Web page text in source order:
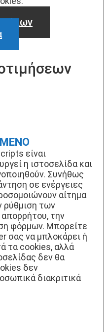
όλων
είναι
η ιστοσελίδα και
Συνήθως
σε ενέργειες
αίτημα
ρύθμιση των
την
φόρμων. Μπορείτε
σας να μπλοκάρει ή
τα cookies, αλλά
δεν θα
δεν
διακριτικά